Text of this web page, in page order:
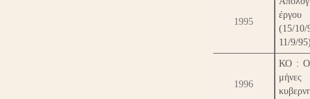
1995
(15/
11/9/
1996
ΚΟ :
μήνες